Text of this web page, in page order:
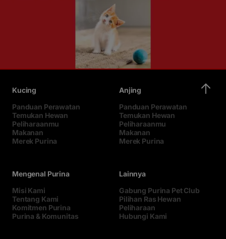
Kucing
Panduan Perawatan
Temukan Hewan
Peliharaanmu
Makanan
Merek Purina
Anjing
Panduan Perawatan
Temukan Hewan
Peliharaanmu
Makanan
Merek Purina
Mengenal Purina
Misi Kami
Tentang Kami
Komitmen Purina
Purina & Komunitas
Lainnya
Gabung Purina Pet Club
Pilihan Ras Hewan
Peliharaan
Hubungi Kami